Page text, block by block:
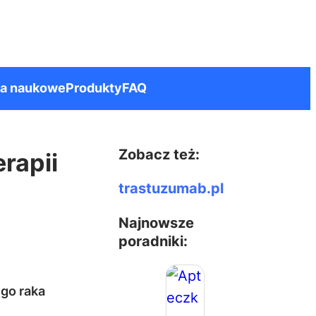
naukoweProduktyFAQ
raka
Zobacz też:
trastuzumab.pl
Najnowsze
poradniki: